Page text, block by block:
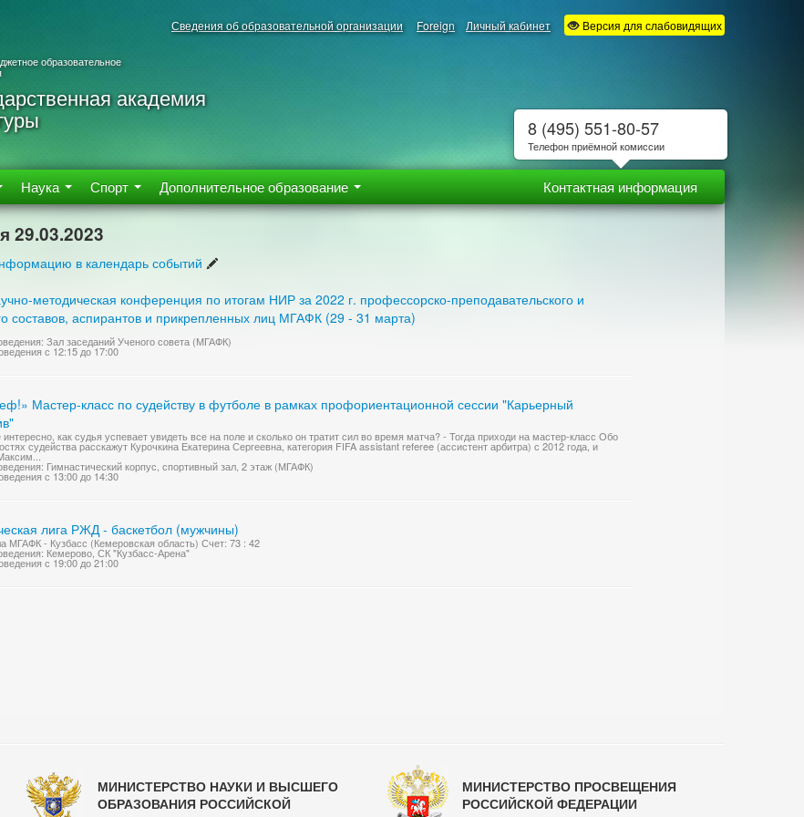
Сведения об образовательной организации Foreign Личный кабинет Версия для слабовидящих
образовательное
академия
Наука Спорт Дополнительное образование Контактная информация
29.03.2023
в календарь событий
методическая конференция по итогам НИР за 2022 г. профессорско-преподавательского и
составов, аспирантов и прикрепленных лиц МГАФК (29 - 31 марта)
Зал заседаний Ученого совета (МГАФК)
с 12:15 до 17:00
Мастер-класс по судейству в футболе в рамках профориентационной сессии "Карьерный
интересно, как судья успевает увидеть все на поле и сколько он тратит сил во время матча? - Тогда приходи на мастер-класс Обо
судейства расскажут Курочкина Екатерина Сергеевна, категория FIFA assistant referee (ассистент арбитра) с 2012 года, и
Гимнастический корпус, спортивный зал, 2 этаж (МГАФК)
с 13:00 до 14:30
лига РЖД - баскетбол (мужчины)
МГАФК - Кузбасс (Кемеровская область) Счет: 73 : 42
Кемерово, СК "Кузбасс-Арена"
с 19:00 до 21:00
МИНИСТЕРСТВО НАУКИ И ВЫСШЕГО
ОБРАЗОВАНИЯ РОССИЙСКОЙ
МИНИСТЕРСТВО ПРОСВЕЩЕНИЯ
РОССИЙСКОЙ ФЕДЕРАЦИИ
8 (495) 551-80-57
Телефон приёмной комиссии